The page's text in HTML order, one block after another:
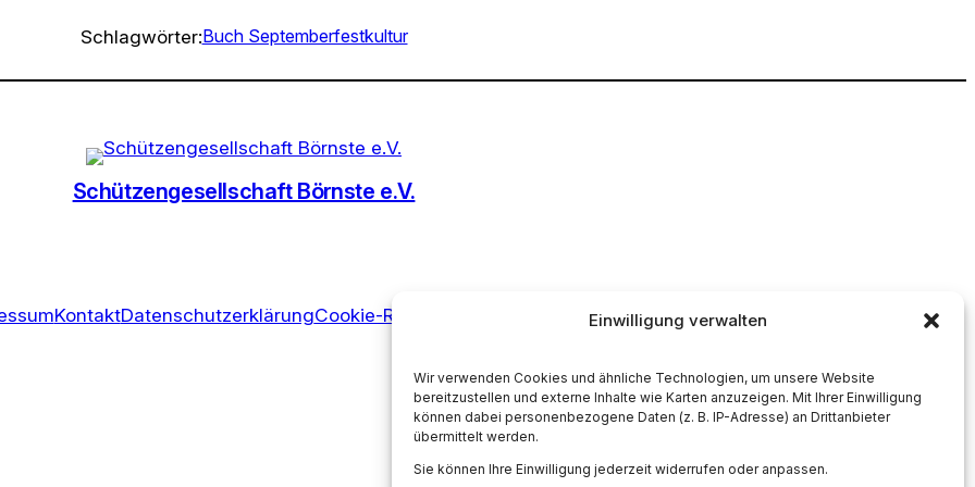
Einwilligung verwalten
Wir verwenden Cookies und ähnliche Technologien, um unsere Website
bereitzustellen und externe Inhalte wie Karten anzuzeigen. Mit Ihrer Einwilligung
können dabei personenbezogene Daten (z. B. IP-Adresse) an Drittanbieter
übermittelt werden.
Sie können Ihre Einwilligung jederzeit widerrufen oder anpassen.
Schlagwörter:Buch Septemberfestkultur
Schützengesellschaft Börnste e.V.
KontaktDatenschutzerklärungCookie-Richtlinie (EU) Instagram